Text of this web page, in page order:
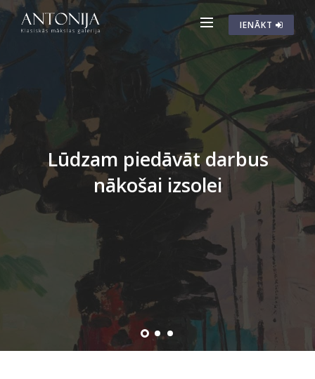
IENĀKT
KLASISKĀS MĀKSLAS GALERIJA "ANTONIJA"
Brīvības iela 142, Rīga